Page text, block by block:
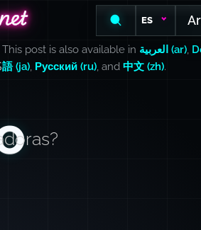
ES
This post is also available in العربية (ar)
語 (ja) Русский (ru) , and 中文 (zh).